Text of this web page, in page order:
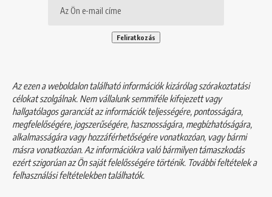
Az ezen a weboldalon található információk kizárólag szórakoztatási
célokat szolgálnak. Nem vállalunk semmiféle kifejezett vagy
hallgatólagos garanciát az információk teljességére, pontosságára,
megfelelőségére, jogszerűségére, hasznosságára, megbízhatóságára,
alkalmasságára vagy hozzáférhetőségére vonatkozóan, vagy bármi
másra vonatkozóan. Az információkra való bármilyen támaszkodás
ezért szigorúan az Ön saját felelősségére történik. További feltételek a
felhasználási feltételekbentalálhatók.